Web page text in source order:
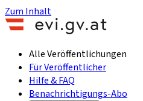
Zum Inhalt
Alle Veröffentlichungen
Für Veröffentlicher
Hilfe & FAQ
Benachrichtigungs-Abo